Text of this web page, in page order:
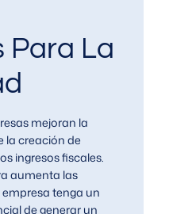
Para La
mejoran la
la creación de
ingresos fiscales.
aumenta las
tenga un
de generar un